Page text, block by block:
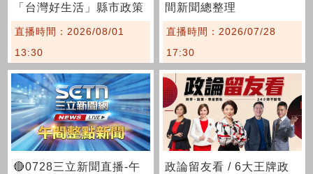
「台灣好生活」縣市政策
說明會《南投場》
直播時間：2026/08/01
13:30
間新聞總整理
直播時間：2026/07/28
17:30
🔴0728三立新聞直播-午
政論留友看 / 6大王牌政